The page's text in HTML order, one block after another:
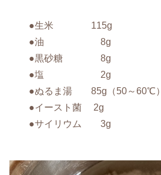
●生米 115g
●油 8g
●黒砂糖 8g
●塩 2g
●ぬるま湯 85g（50～60℃）
●イースト菌 2g
●サイリウム 3g